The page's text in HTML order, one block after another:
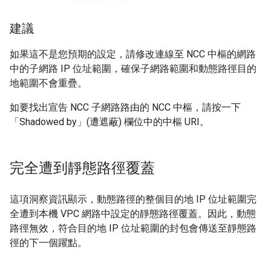
建議
如果這不是您預期的設定，請修改連線至 NCC 中樞的網路
中的子網路 IP 位址範圍，確保子網路範圍和動態路徑目的
地範圍不會重疊。
如要找出宣告 NCC 子網路路由的 NCC 中樞，請按一下
「Shadowed by」(遭遮蔽) 欄位中的中樞 URI。
完全遭到靜態路徑覆蓋
這項洞察資訊顯示，動態路徑的整個目的地 IP 位址範圍完
全遭到本機 VPC 網路中設定的靜態路徑覆蓋。因此，動態
路徑無效，符合目的地 IP 位址範圍的封包會傳送至靜態路
徑的下一個躍點。